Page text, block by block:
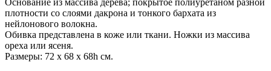
Основание из массива дерева; покрытое полиуретаном разной
плотности со слоями дакрона и тонкого бархата из
нейлонового волокна.
Обивка представлена в коже или ткани. Ножки из массива
ореха или ясеня.
Размеры: 72 x 68 x 68h см.